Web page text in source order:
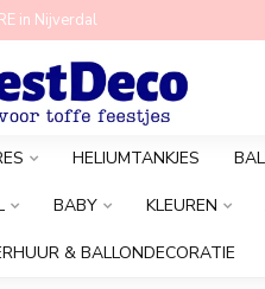
in Nijverdal
HELIUMTANKJES
BABY KLEUREN
& BALLONDECORATIE